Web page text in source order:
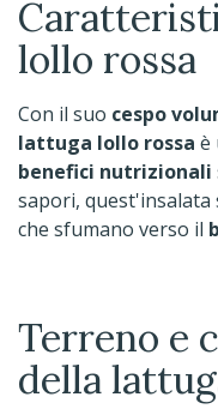
lollo rossa
Con il suo cespo
lattuga lollo rossa è
benefici nutrizionali
sapori,
che sfumano verso il
Terreno e
della